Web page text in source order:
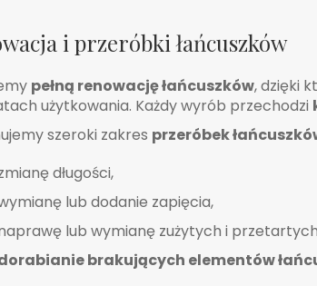
i przeróbki łańcuszków
pełną renowację łańcuszków, dzięki
użytkowania. Każdy wyrób przechodzi
szeroki zakres przeróbek
długości,
lub dodanie zapięcia,
lub wymianę zużytych i
brakujących elementów